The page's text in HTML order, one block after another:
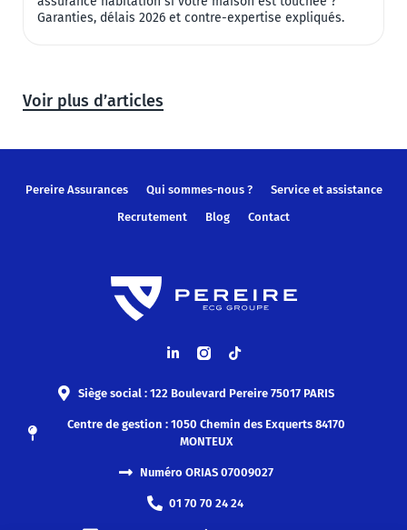
Garanties, délais 2026 et contre-expertise expliqués.
Voir plus d’articles
Pereire Assurances Qui sommes-nous ?
Service et assistance
Recrutement
Blog Contact
Siège social : 122 Boulevard Pereire 75017 PARIS
Centre de gestion : 1050 Chemin des Exquerts 84170
MONTEUX
Numéro ORIAS 07009027
01 70 70 24 24